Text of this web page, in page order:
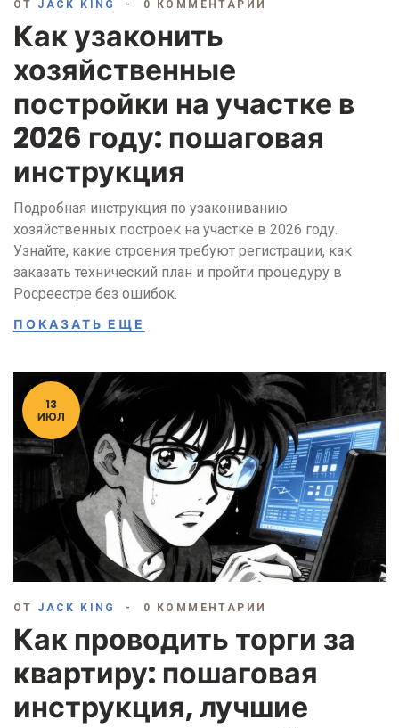
ОТ JACK KING 0 КОММЕНТАРИИ
Как узаконить
хозяйственные
постройки на участке в
2026 году: пошаговая
инструкция
Подробная инструкция по узакониванию
хозяйственных построек на участке в 2026 году.
Узнайте, какие строения требуют регистрации, как
заказать технический план и пройти процедуру в
Росреестре без ошибок.
ПОКАЗАТЬ ЕЩЕ
13
ИЮЛ
ОТ JACK KING 0 КОММЕНТАРИИ
Как проводить торги за
квартиру: пошаговая
инструкция, лучшие